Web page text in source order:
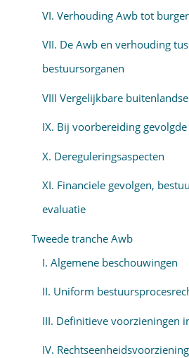
VI. Verhouding Awb tot
VII. De Awb en verhouding
bestuursorganen
VIII Vergelijkbare
IX. Bij voorbereiding
X. Dereguleringsaspecten
XI. Financiele gevolgen,
evaluatie
Tweede tranche Awb
I. Algemene beschouwingen
II. Uniform
III. Definitieve voorzieningen
IV. Rechtseenheidsvoorziening